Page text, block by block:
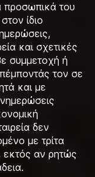
προσωπικά του
ίδιο
και σχετικές
συμμετοχή ή
τον σε
και με
δεν
με τρίτα
εκτός αν ρητώς